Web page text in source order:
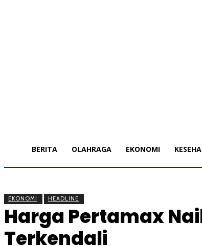
BERITA OLAHRAGA EKONOMI
EKONOMI HEADLINE
Harga Pertamax
Terkendali